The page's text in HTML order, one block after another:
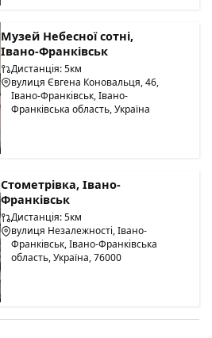
Музей Небесної сотні,
Івано-Франківськ
Дистанція: 5км
вулиця Євгена Коновальця, 46,
Івано-Франківськ, Івано-
Франківська область, Україна
Стометрівка, Івано-
Франківськ
Дистанція: 5км
вулиця Незалежності, Івано-
Франківськ, Івано-Франківська
область, Україна, 76000